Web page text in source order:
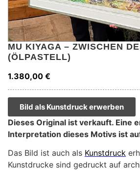
MU KIYAGA – ZWISCHEN
(ÖLPASTELL)
1.380,00 €
Bild als Kunstdruck erwerben
Dieses Original ist verkauft. Eine
Interpretation dieses Motivs ist
Das Bild ist auch als Kunstdruck
Kunstdrucke sind gedruckt auf